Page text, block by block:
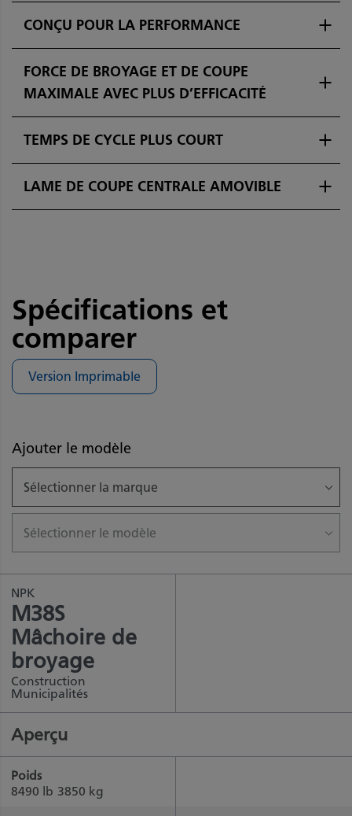
CONÇU POUR LA PERFORMANCE
FORCE DE BROYAGE ET DE COUPE
MAXIMALE AVEC PLUS D’EFFICACITÉ
TEMPS DE CYCLE PLUS COURT
LAME DE COUPE CENTRALE AMOVIBLE
Spécifications et
comparer
Version Imprimable
Ajouter le modèle
Sélectionner la marque
Sélectionner le modèle
NPK
M38S
Mâchoire de
broyage
Construction
Municipalités
Aperçu
Poids
8490 lb 3850 kg